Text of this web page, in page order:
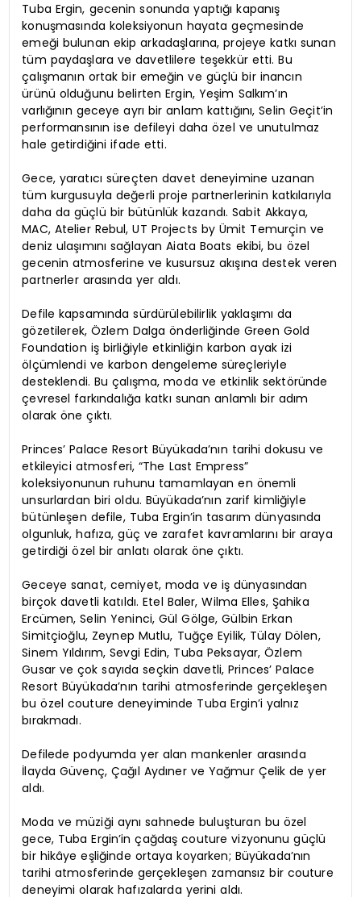
Tuba Ergin, gecenin sonunda yaptığı kapanış
konuşmasında koleksiyonun hayata geçmesinde
emeği bulunan ekip arkadaşlarına, projeye katkı sunan
tüm paydaşlara ve davetlilere teşekkür etti. Bu
çalışmanın ortak bir emeğin ve güçlü bir inancın
ürünü olduğunu belirten Ergin, Yeşim Salkım’ın
varlığının geceye ayrı bir anlam kattığını, Selin Geçit’in
performansının ise defileyi daha özel ve unutulmaz
hale getirdiğini ifade etti.
Gece, yaratıcı süreçten davet deneyimine uzanan
tüm kurgusuyla değerli proje partnerlerinin katkılarıyla
daha da güçlü bir bütünlük kazandı. Sabit Akkaya,
MAC, Atelier Rebul, UT Projects by Ümit Temurçin ve
deniz ulaşımını sağlayan Aiata Boats ekibi, bu özel
gecenin atmosferine ve kusursuz akışına destek veren
partnerler arasında yer aldı.
Defile kapsamında sürdürülebilirlik yaklaşımı da
gözetilerek, Özlem Dalga önderliğinde Green Gold
Foundation iş birliğiyle etkinliğin karbon ayak izi
ölçümlendi ve karbon dengeleme süreçleriyle
desteklendi. Bu çalışma, moda ve etkinlik sektöründe
çevresel farkındalığa katkı sunan anlamlı bir adım
olarak öne çıktı.
Princes’ Palace Resort Büyükada’nın tarihi dokusu ve
etkileyici atmosferi, “The Last Empress”
koleksiyonunun ruhunu tamamlayan en önemli
unsurlardan biri oldu. Büyükada’nın zarif kimliğiyle
bütünleşen defile, Tuba Ergin’in tasarım dünyasında
olgunluk, hafıza, güç ve zarafet kavramlarını bir araya
getirdiği özel bir anlatı olarak öne çıktı.
Geceye sanat, cemiyet, moda ve iş dünyasından
birçok davetli katıldı. Etel Baler, Wilma Elles, Şahika
Ercümen, Selin Yeninci, Gül Gölge, Gülbin Erkan
Simitçioğlu, Zeynep Mutlu, Tuğçe Eyilik, Tülay Dölen,
Sinem Yıldırım, Sevgi Edin, Tuba Peksayar, Özlem
Gusar ve çok sayıda seçkin davetli, Princes’ Palace
Resort Büyükada’nın tarihi atmosferinde gerçekleşen
bu özel couture deneyiminde Tuba Ergin’i yalnız
bırakmadı.
Defilede podyumda yer alan mankenler arasında
İlayda Güvenç, Çağıl Aydıner ve Yağmur Çelik de yer
aldı.
Moda ve müziği aynı sahnede buluşturan bu özel
gece, Tuba Ergin’in çağdaş couture vizyonunu güçlü
bir hikâye eşliğinde ortaya koyarken; Büyükada’nın
tarihi atmosferinde gerçekleşen zamansız bir couture
deneyimi olarak hafızalarda yerini aldı.